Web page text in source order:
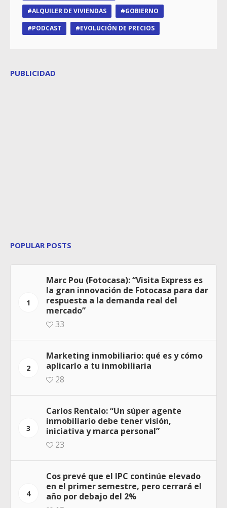
ALQUILER DE VIVIENDAS
GOBIERNO
PODCAST
EVOLUCIÓN DE PRECIOS
PUBLICIDAD
POPULAR POSTS
1
Marc Pou (Fotocasa): “Visita Express es
la gran innovación de Fotocasa para dar
respuesta a la demanda real del
mercado”
33
2
Marketing inmobiliario: qué es y cómo
aplicarlo a tu inmobiliaria
28
3
Carlos Rentalo: “Un súper agente
inmobiliario debe tener visión,
iniciativa y marca personal”
23
4
Cos prevé que el IPC continúe elevado
en el primer semestre, pero cerrará el
año por debajo del 2%